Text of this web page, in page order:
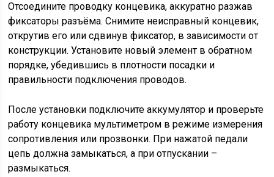
Отсоедините проводку концевика, аккуратно разжав
фиксаторы разъёма. Снимите неисправный концевик,
открутив его или сдвинув фиксатор, в зависимости от
конструкции. Установите новый элемент в обратном
порядке, убедившись в плотности посадки и
правильности подключения проводов.
После установки подключите аккумулятор и проверьте
работу концевика мультиметром в режиме измерения
сопротивления или прозвонки. При нажатой педали
цепь должна замыкаться, а при отпускании –
размыкаться.